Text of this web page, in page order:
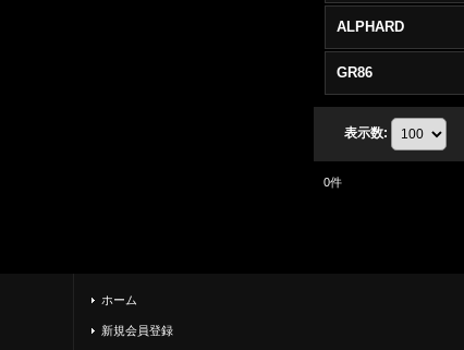
ALPHARD
GR86
表示数:
0件
ホーム
新規会員登録